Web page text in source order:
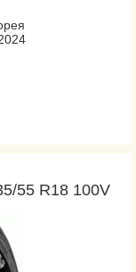
55 R18 100V